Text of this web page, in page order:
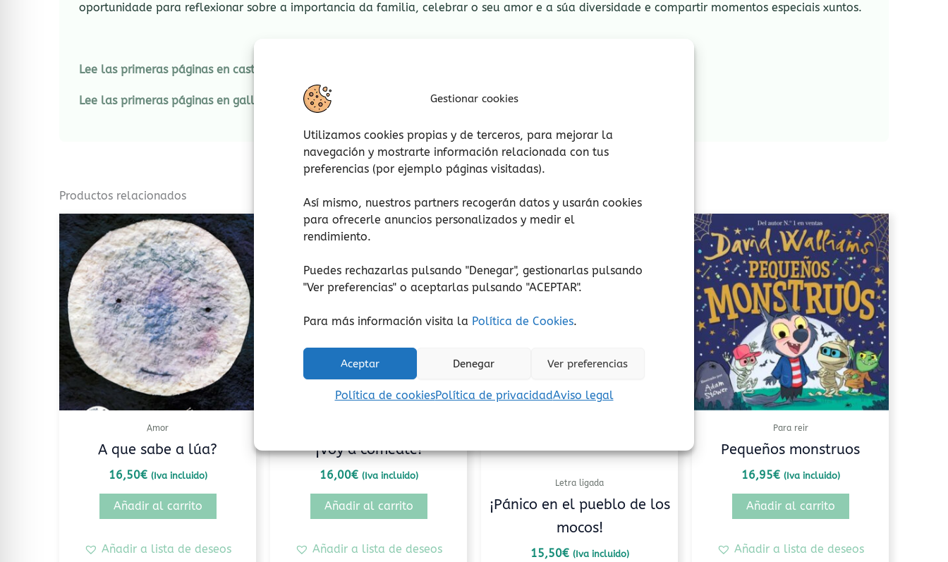
Gestionar cookies
Utilizamos cookies propias y de terceros, para mejorar la
navegación y mostrarte información relacionada con tus
preferencias (por ejemplo páginas visitadas).
Así mismo, nuestros partners recogerán datos y usarán cookies
para ofrecerle anuncios personalizados y medir el
rendimiento.
Puedes rechazarlas pulsando "Denegar", gestionarlas pulsando
"Ver preferencias" o aceptarlas pulsando "ACEPTAR".
Para más información visita la Política de Cookies.
Aceptar Denegar Ver preferencias
Política de cookiesPolítica de privacidadAviso legal
oportunidade para reflexionar sobre a importancia da familia, celebrar o seu amor e a súa diversidade e compartir momentos especiais xuntos.
Lee las primeras páginas en castellano AQUÍ.
Lee las primeras páginas en gallego AQUÍ.
Productos relacionados
Amor
A que sabe a lúa?
16,50€ (Iva incluido)
Añadir al carrito
Añadir a lista de deseos
¡Voy a comedte!
16,00€ (Iva incluido)
Añadir al carrito
Añadir a lista de deseos
Letra ligada
¡Pánico en el pueblo de los
mocos!
15,50€ (Iva incluido)
Para reir
Pequeños monstruos
16,95€ (Iva incluido)
Añadir al carrito
Añadir a lista de deseos